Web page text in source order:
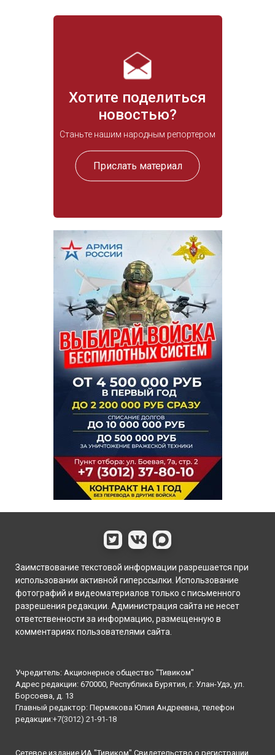
Хотите поделиться
новостью?
Станьте нашим народным репортером
Прислать материал
Заимствование текстовой информации разрешается при
использовании активной гиперссылки. Использование
фотографий и видеоматериалов только с письменного
разрешения редакции. Администрация сайта не несет
ответственности за информацию, размещенную в
комментариях пользователями сайта.
Учредитель: Акционерное общество "Тивиком"
Адрес редакции: 670000, Республика Бурятия, г. Улан-Удэ, ул.
Борсоева, д. 13
Главный редактор: Пермякова Юлия Андреевна, телефон
редакции:+7(3012) 21-91-18
Сетевое издание ИА "Тивиком" Свидетельство о регистрации